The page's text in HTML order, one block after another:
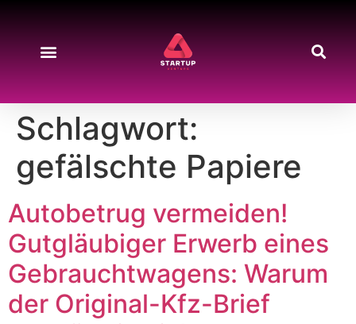
Schlagwort:
gefälschte Papiere
Autobetrug vermeiden!
Gutgläubiger Erwerb eines
Gebrauchtwagens: Warum
der Original-Kfz-Brief